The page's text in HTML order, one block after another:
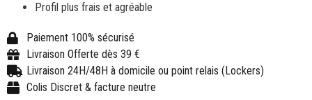
Profil plus frais et agréable
Paiement 100% sécurisé
Livraison Offerte dès 39 €
Livraison 24H/48H à domicile ou point relais (Lockers)
Colis Discret & facture neutre